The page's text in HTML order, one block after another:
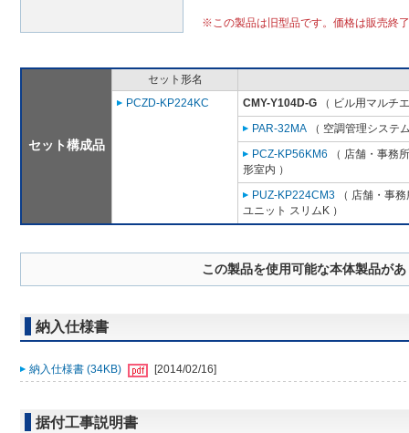
※この製品は旧型品です。価格は販売終
セット構成品
セット形名
PCZD-KP224KC
CMY-Y104D-G （ ビル用マルチ
PAR-32MA （ 空調管理システ
PCZ-KP56KM6 （ 店舗・事務
形室内 ）
PUZ-KP224CM3 （ 店舗・事
ユニット スリムK ）
この製品を使用可能な本体製品が
納入仕様書
納入仕様書 (34KB) [2014/02/16]
据付工事説明書